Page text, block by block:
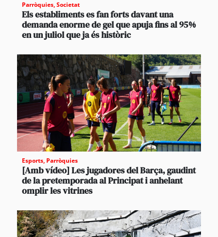
Parròquies,Societat
Els establiments es fan forts davant una
demanda enorme de gel que apuja fins al 95%
en un juliol que ja és històric
Esports, Parròquies
[Amb vídeo] Les jugadores del Barça, gaudint
de la pretemporada al Principat i anhelant
omplir les vitrines